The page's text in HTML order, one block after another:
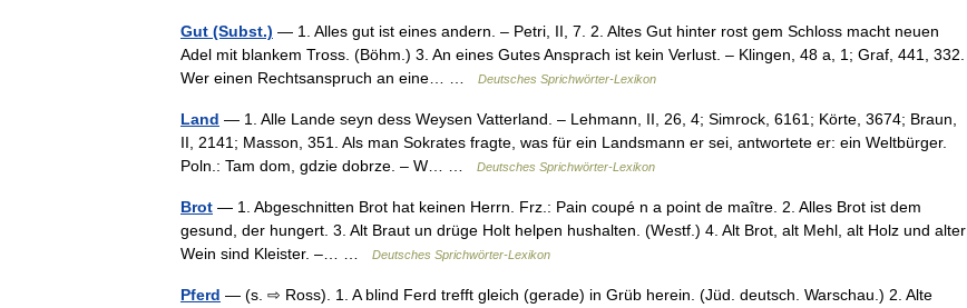
Gut (Subst.) — 1. Alles gut ist eines andern. – Petri, II, 7. 2. Altes Gut hinter rost gem Schloss macht neuen
Adel mit blankem Tross. (Böhm.) 3. An eines Gutes Ansprach ist kein Verlust. – Klingen, 48 a, 1; Graf, 441, 332.
Wer einen Rechtsanspruch an eine… …
Deutsches Sprichwörter-Lexikon
Land — 1. Alle Lande seyn dess Weysen Vatterland. – Lehmann, II, 26, 4; Simrock, 6161; Körte, 3674; Braun,
II, 2141; Masson, 351. Als man Sokrates fragte, was für ein Landsmann er sei, antwortete er: ein Weltbürger.
Poln.: Tam dom, gdzie dobrze. – W… …
Deutsches Sprichwörter-Lexikon
Brot — 1. Abgeschnitten Brot hat keinen Herrn. Frz.: Pain coupé n a point de maître. 2. Alles Brot ist dem
gesund, der hungert. 3. Alt Braut un drüge Holt helpen hushalten. (Westf.) 4. Alt Brot, alt Mehl, alt Holz und alter
Wein sind Kleister. –… …
Deutsches Sprichwörter-Lexikon
Pferd — (s. ⇨ Ross). 1. A blind Ferd trefft gleich (gerade) in Grüb herein. (Jüd. deutsch. Warschau.) 2. Alte